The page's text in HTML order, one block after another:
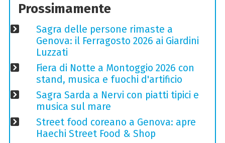
Prossimamente
Sagra delle persone rimaste a
Genova: il Ferragosto 2026 ai Giardini
Luzzati
Fiera di Notte a Montoggio 2026 con
stand, musica e fuochi d'artificio
Sagra Sarda a Nervi con piatti tipici e
musica sul mare
Street food coreano a Genova: apre
Haechi Street Food & Shop